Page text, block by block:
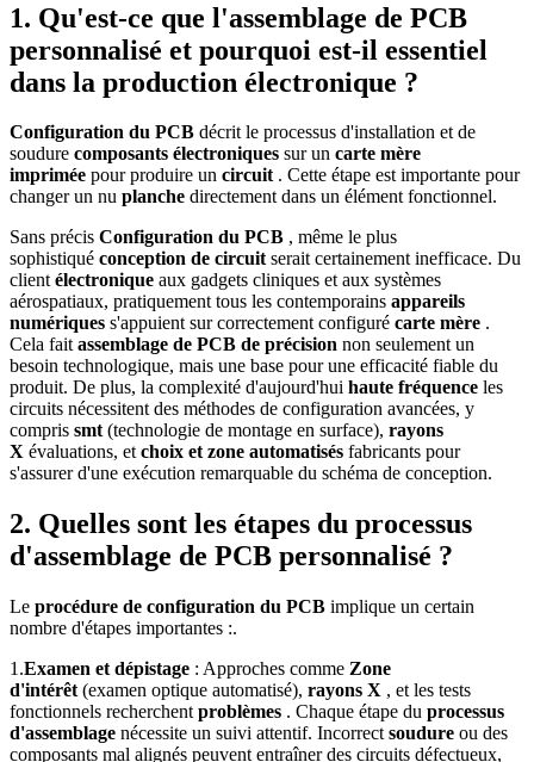
1. Qu'est-ce que l'assemblage de PCB
personnalisé et pourquoi est-il essentiel
dans la production électronique ?
Configuration du PCB décrit le processus d'installation et de
soudure composants électroniques sur un carte mère
imprimée pour produire un circuit . Cette étape est importante pour
changer un nu planche directement dans un élément fonctionnel.
Sans précis Configuration du PCB , même le plus
sophistiqué conception de circuitserait certainement inefficace. Du
clientélectronique aux gadgets cliniques et aux systèmes
aérospatiaux, pratiquement tous les contemporains appareils
numériques s'appuient sur correctement configuré carte mère .
Cela faitassemblage de PCB de précision non seulement un
besoin technologique, mais une base pour une efficacité fiable du
produit. De plus, la complexité d'aujourd'hui haute fréquence les
circuits nécessitent des méthodes de configuration avancées, y
compris smt(technologie de montage en surface), rayons
X évaluations, etchoix et zone automatisés fabricants pour
s'assurer d'une exécution remarquable du schéma de conception.
2. Quelles sont les étapes du processus
d'assemblage de PCB personnalisé ?
Le procédure de configuration du PCB implique un certain
nombre d'étapes importantes :.
1.Examen et dépistage : Approches comme Zone
d'intérêt (examen optique automatisé), rayons X , et les tests
fonctionnels recherchent problèmes . Chaque étape du processus
d'assemblage nécessite un suivi attentif. Incorrect soudure ou des
composants mal alignés peuvent entraîner des circuits défectueux,